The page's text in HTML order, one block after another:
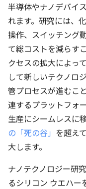
半導体やナノデバイ
れます。研究には、
操作、スイッチング
て総コストを減らす
クセスの拡大によっ
して新しいテクノロ
管プロセスが進むこ
連するプラットフォ
生産にシームレスに
の「死の谷」 を超え
大します。
ナノテクノロジー研
るシリコン ウエハー